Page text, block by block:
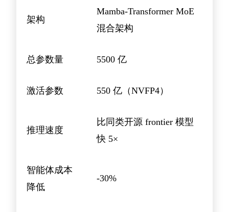
架构
Mamba-Transformer MoE
混合架构
总参数量 5500 亿
激活参数 550 亿（NVFP4）
推理速度
比同类开源 frontier 模型
快 5×
智能体成本
降低
-30%